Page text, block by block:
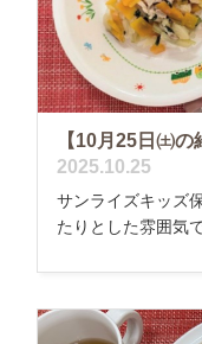
【10月25日㈯の
2025.10.25
サンライズキッズ
たりとした雰囲気